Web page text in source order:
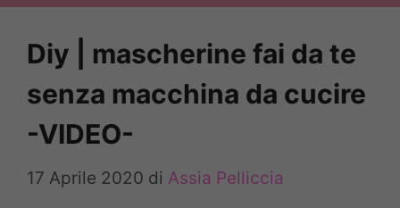
Diy | mascherine fai da te
senza macchina da cucire
-VIDEO-
17 Aprile 2020 di Assia Pelliccia